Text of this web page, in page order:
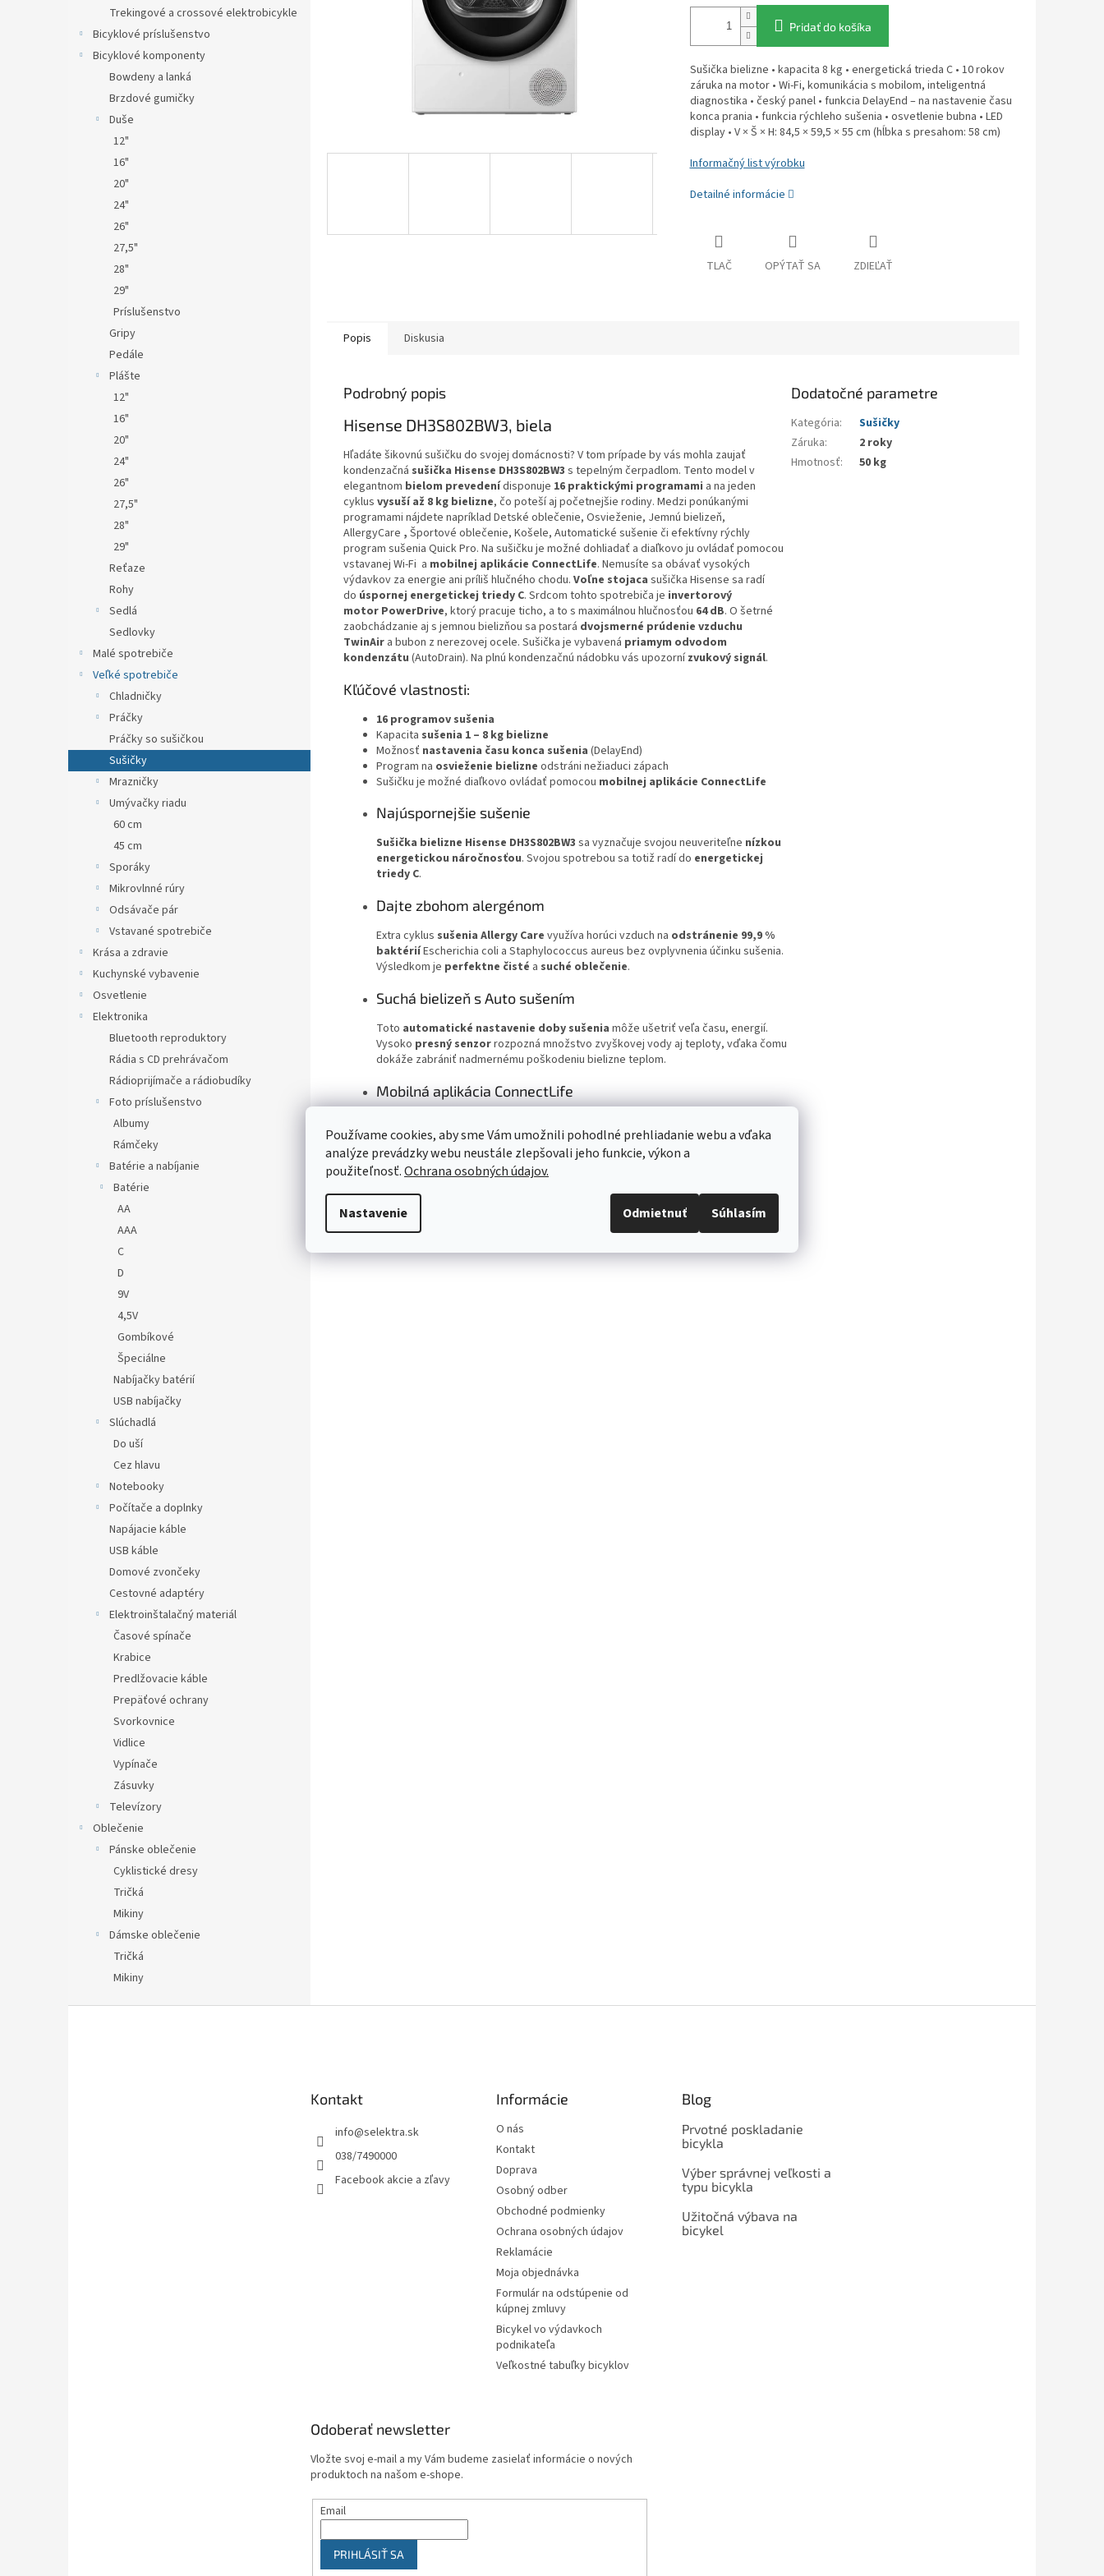
Používame cookies, aby sme Vám umožnili pohodlné prehliadanie webu a vďaka
analýze prevádzky webu neustále zlepšovali jeho funkcie, výkon a
použiteľnosť.Ochrana osobných údajov.
Nastavenie Odmietnuť Súhlasím
Trekingové a crossové elektrobicykle
Bicyklové príslušenstvo
Bicyklové komponenty
Bowdeny a lanká
Brzdové gumičky
Duše
12"
16"
20"
24"
26"
27,5"
28"
29"
Príslušenstvo
Gripy
Pedále
Plášte
12"
16"
20"
24"
26"
27,5"
28"
29"
Reťaze
Rohy
Sedlá
Sedlovky
Malé spotrebiče
Veľké spotrebiče
Chladničky
Práčky
Práčky so sušičkou
Sušičky
Mrazničky
Umývačky riadu
60 cm
45 cm
Sporáky
Mikrovlnné rúry
Odsávače pár
Vstavané spotrebiče
Krása a zdravie
Kuchynské vybavenie
Osvetlenie
Elektronika
Bluetooth reproduktory
Rádia s CD prehrávačom
Rádioprijímače a rádiobudíky
Foto príslušenstvo
Albumy
Rámčeky
Batérie a nabíjanie
Batérie
AA
AAA
C
D
9V
4,5V
Gombíkové
Špeciálne
Nabíjačky batérií
USB nabíjačky
Slúchadlá
Do uší
Cez hlavu
Notebooky
Počítače a doplnky
Napájacie káble
USB káble
Domové zvončeky
Cestovné adaptéry
Elektroinštalačný materiál
Časové spínače
Krabice
Predlžovacie káble
Prepäťové ochrany
Svorkovnice
Vidlice
Vypínače
Zásuvky
Televízory
Oblečenie
Pánske oblečenie
Cyklistické dresy
Tričká
Mikiny
Dámske oblečenie
Tričká
Mikiny
Pridať do košíka
Sušička bielizne • kapacita 8 kg • energetická trieda C • 10 rokov
záruka na motor • Wi-Fi, komunikácia s mobilom, inteligentná
diagnostika • český panel • funkcia DelayEnd – na nastavenie času
konca prania • funkcia rýchleho sušenia • osvetlenie bubna • LED
display • V × Š × H: 84,5 × 59,5 × 55 cm (hĺbka s presahom: 58 cm)
Informačný list výrobku
Detailné informácie
TLAČ OPÝTAŤ SA ZDIEĽAŤ
Popis Diskusia
Podrobný popis
Hisense DH3S802BW3, biela
Hľadáte šikovnú sušičku do svojej domácnosti? V tom prípade by vás mohla zaujať
kondenzačná sušička Hisense DH3S802BW3 s tepelným čerpadlom. Tento model v
elegantnom bielom prevedenídisponuje 16 praktickými programami a na jeden
cyklus vysuší až 8 kg bielizne, čo poteší aj početnejšie rodiny. Medzi ponúkanými
programami nájdete napríklad Detské oblečenie, Osvieženie, Jemnú bielizeň,
AllergyCare , Športové oblečenie, Košele, Automatické sušenie či efektívny rýchly
program sušenia Quick Pro. Na sušičku je možné dohliadať a diaľkovo ju ovládať pomocou
vstavanej Wi-Fi a mobilnej aplikácie ConnectLife. Nemusíte sa obávať vysokých
výdavkov za energie ani príliš hlučného chodu. Voľne stojaca sušička Hisense sa radí
do úspornej energetickej triedy C. Srdcom tohto spotrebiča je invertorový
motor PowerDrive, ktorý pracuje ticho, a to s maximálnou hlučnosťou 64 dB. O šetrné
zaobchádzanie aj s jemnou bielizňou sa postará dvojsmerné prúdenie vzduchu
TwinAir a bubon z nerezovej ocele. Sušička je vybavená priamym odvodom
kondenzátu (AutoDrain). Na plnú kondenzačnú nádobku vás upozorní zvukový signál.
Kľúčové vlastnosti:
16 programov sušenia
Kapacita sušenia 1 – 8 kg bielizne
Možnosť nastavenia času konca sušenia (DelayEnd)
Program na osvieženie bielizne odstráni nežiaduci zápach
Sušičku je možné diaľkovo ovládať pomocou mobilnej aplikácie ConnectLife
Najúspornejšie sušenie
Sušička bielizne Hisense DH3S802BW3 sa vyznačuje svojou neuveriteľne nízkou
energetickou náročnosťou. Svojou spotrebou sa totiž radí do energetickej
triedy C.
Dajte zbohom alergénom
Extra cyklus sušenia Allergy Care využíva horúci vzduch na odstránenie 99,9 %
baktériíEscherichia coli a Staphylococcus aureus bez ovplyvnenia účinku sušenia.
Výsledkom je perfektne čisté a suché oblečenie.
Suchá bielizeň s Auto sušením
Toto automatické nastavenie doby sušenia môže ušetriť veľa času, energií.
Vysoko presný senzorrozpozná množstvo zvyškovej vody aj teploty, vďaka čomu
dokáže zabrániť nadmernému poškodeniu bielizne teplom.
Mobilná aplikácia ConnectLife
vámukáže spotrebu energiía množstvo ušetrených peňazí na základe
užívateľských údajov. Ak vlastníte inteligentnú práčku Hisense, tak vám aplikácia
dokáže duplikovať prací program do sušičky
Dodatočné parametre
Kategória:
Sušičky
Záruka:
2 roky
Hmotnosť: 50 kg
Kontakt
info@selektra.sk
038/7490000
Facebook akcie a zľavy
Informácie
O nás
Kontakt
Doprava
Osobný odber
Obchodné podmienky
Ochrana osobných údajov
Reklamácie
Moja objednávka
Formulár na odstúpenie od
kúpnej zmluvy
Bicykel vo výdavkoch
podnikateľa
Veľkostné tabuľky bicyklov
Blog
Prvotné poskladanie
bicykla
Výber správnej veľkosti a
typu bicykla
Užitočná výbava na
bicykel
Odoberať newsletter
Vložte svoj e-mail a my Vám budeme zasielať informácie o nových
produktoch na našom e-shope.
Email
PRIHLÁSIŤ SA